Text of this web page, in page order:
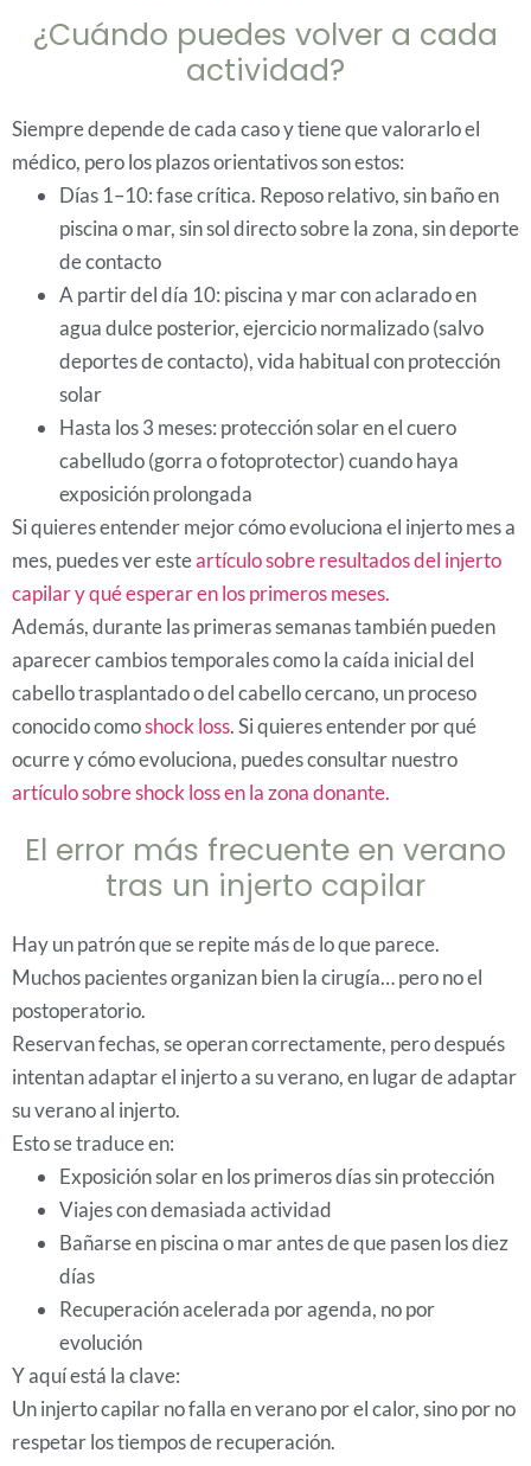
¿Cuándo puedes volver a cada
actividad?
Siempre depende de cada caso y tiene que valorarlo el
médico, pero los plazos orientativos son estos:
Días 1–10: fase crítica. Reposo relativo, sin baño en
piscina o mar, sin sol directo sobre la zona, sin deporte
de contacto
A partir del día 10: piscina y mar con aclarado en
agua dulce posterior, ejercicio normalizado (salvo
deportes de contacto), vida habitual con protección
solar
Hasta los 3 meses: protección solar en el cuero
cabelludo (gorra o fotoprotector) cuando haya
exposición prolongada
Si quieres entender mejor cómo evoluciona el injerto mes a
mes, puedes ver esteartículo sobre resultados del injerto
capilar y qué esperar en los primeros meses.
Además, durante las primeras semanas también pueden
aparecer cambios temporales como la caída inicial del
cabello trasplantado o del cabello cercano, un proceso
conocido comoshock loss. Si quieres entender por qué
ocurre y cómo evoluciona, puedes consultar nuestro
artículo sobre shock loss en la zona donante.
El error más frecuente en verano
tras un injerto capilar
Hay un patrón que se repite más de lo que parece.
Muchos pacientes organizan bien la cirugía… pero no el
postoperatorio.
Reservan fechas, se operan correctamente, pero después
intentan adaptar el injerto a su verano, en lugar de adaptar
su verano al injerto.
Esto se traduce en:
Exposición solar en los primeros días sin protección
Viajes con demasiada actividad
Bañarse en piscina o mar antes de que pasen los diez
días
Recuperación acelerada por agenda, no por
evolución
Y aquí está la clave:
Un injerto capilar no falla en verano por el calor, sino por no
respetar los tiempos de recuperación.